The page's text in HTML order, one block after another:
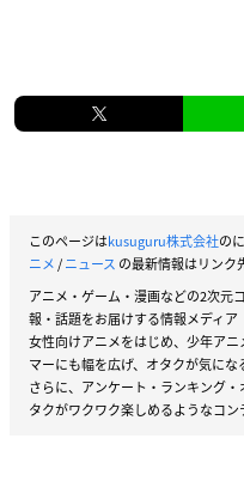
このページはkusuguru株式会社の
ニメ/ニュース の最新情報はリンク
アニメ・ゲーム・漫画などの2次元
報・話題をお届けする情報メディア
女性向けアニメをはじめ、少年ア
マーにも幅を広げ、オタクが気にな
さらに、アンケート・ランキング
タクがワクワク楽しめるようなコン